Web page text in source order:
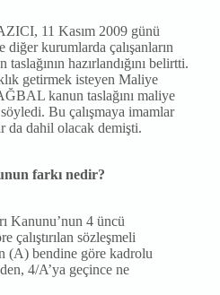
11 Kasım 2009 günü
kurumlarda çalışanların
hazırlandığını belirtti.
getirmek isteyen Maliye
kanun taslağını maliye
Bu çalışmaya imamlar
da dahil olacak demişti.
farkı nedir?
Kanunu’nun 4 üncü
çalıştırılan sözleşmeli
(A) bendine göre kadrolu
4/A’ya geçince ne